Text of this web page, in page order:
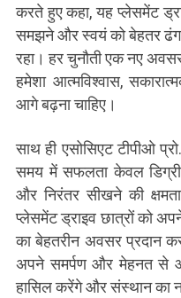
करते हुए कहा, यह प्लेसमेंट
समझने और स्वयं को बेहतर
रहा। हर चुनौती एक नए अवसर
हमेशा आत्मविश्वास,
आगे बढ़ना चाहिए।
साथ ही एसोसिएट टीपीओ
समय में सफलता केवल
और निरंतर सीखने की
प्लेसमेंट ड्राइव छात्रों को
का बेहतरीन अवसर प्रदान
अपने समर्पण और मेहनत से
हासिल करेंगे और संस्थान का